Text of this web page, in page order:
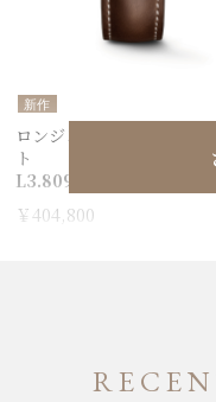
新作
ロンジン スピリット パイ
ト
L3.809.4.53.2
￥404,800